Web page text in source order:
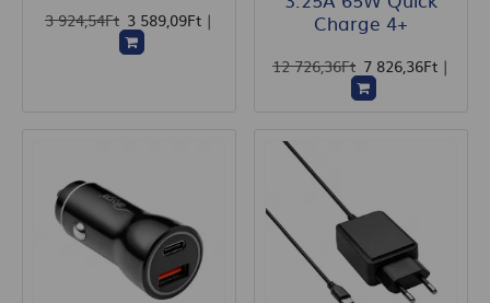
3 924,54Ft 3 589,09Ft |
Charge 4+
12 726,36Ft 7 826,36Ft |